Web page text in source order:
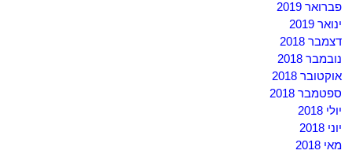
פברואר 2019
ינואר 2019
דצמבר 2018
נובמבר 2018
אוקטובר 2018
ספטמבר 2018
יולי 2018
יוני 2018
מאי 2018